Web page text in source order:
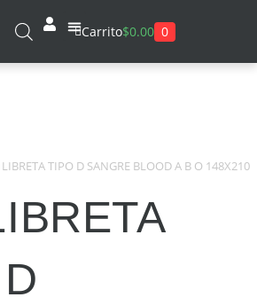
Carrito$0.00 0
TIPO D SANGRE BLOOD A B O 148X210